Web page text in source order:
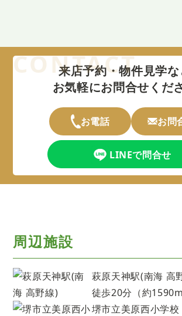
来店予約・物件見学な
お気軽にお問合せくだ
お電話 お問
LINEで問合せ
周辺施設
萩原天神駅(南海 高
徒歩20分（約1590m
堺市立美原西小学校